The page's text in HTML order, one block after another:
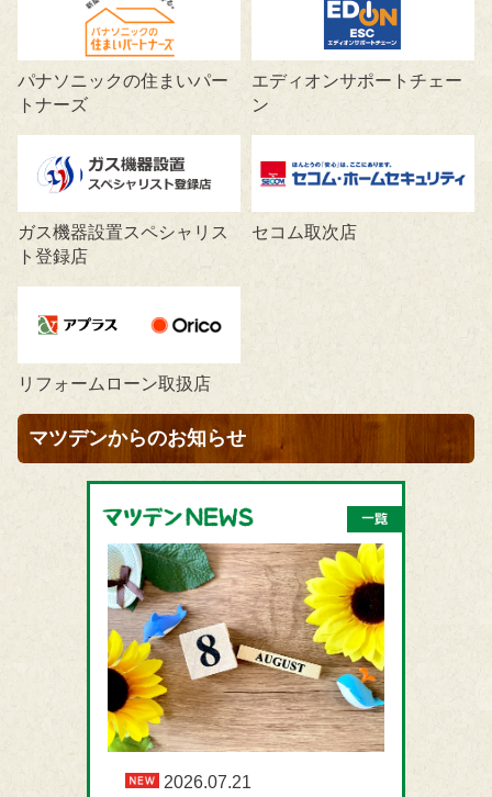
パナソニックの住まいパー
トナーズ
エディオンサポートチェー
ン
ガス機器設置スペシャリス
ト登録店
セコム取次店
リフォームローン取扱店
マツデンからのお知らせ
2026.07.21